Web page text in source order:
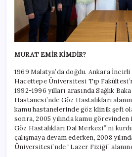
MURAT EMİR KİMDİR?
1969 Malatya’da doğdu. Ankara İncirli
Hacettepe Üniversitesi Tıp
1992-1996 yılları arasında Sağlık
Hastanesi’nde Göz Hastalıkları
kamu hastanelerinde göz klinik şefi
sonra, 2005 yılında kamu
Göz Hastalıkları Dal Merkezi”’ni
çalışmaya devam ederken, 2008
Üniversitesi’nde “Lazer Fiziği”